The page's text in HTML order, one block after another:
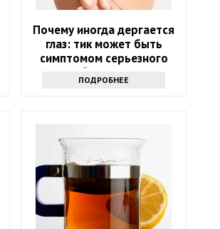
Почему иногда дергается
глаз: тик может быть
симптомом серьезного
заболевания
ПОДРОБНЕЕ